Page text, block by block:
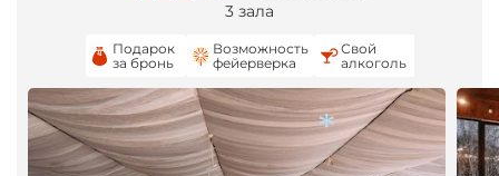
3 зала
Подарок
за бронь
Возможность
фейерверка
Свой
алкоголь